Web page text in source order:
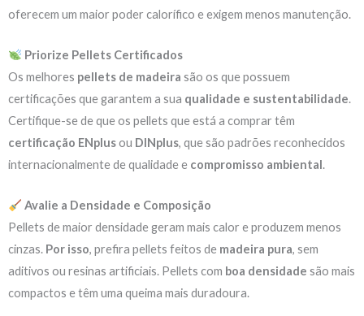
oferecem um maior poder calorífico e exigem menos manutenção.
Priorize Pellets Certificados
Os melhores pellets de madeira são os que possuem
certificações que garantem a sua qualidade e sustentabilidade.
Certifique-se de que os pellets que está a comprar têm
certificação ENplusou DINplus, que são padrões reconhecidos
internacionalmente de qualidade e compromisso ambiental.
Avalie a Densidade e Composição
Pellets de maior densidade geram mais calor e produzem menos
cinzas. Por isso, prefira pellets feitos de madeira pura, sem
aditivos ou resinas artificiais. Pellets com boa densidade são mais
compactos e têm uma queima mais duradoura.